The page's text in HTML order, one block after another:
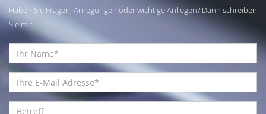
Haben Sie Fragen, Anregungen oder wichtige Anliegen? Dann schreiben
Sie mir!